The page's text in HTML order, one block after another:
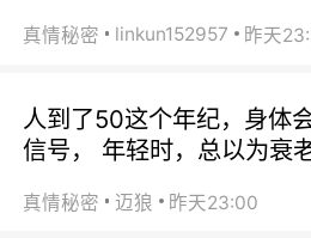
真情秘密 linkun152957 昨天
人到了50这个年纪，身体
信号， 年轻时，总以为衰
真情秘密 迈狼 昨天23:00